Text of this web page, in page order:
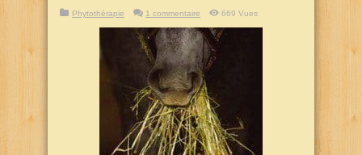
Phytothérapie 1 commentaire 669 Vues